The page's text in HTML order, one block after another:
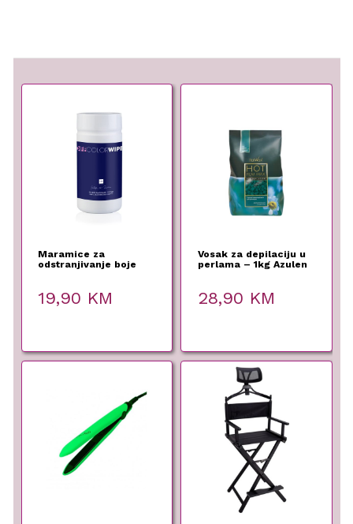
Maramice za
odstranjivanje boje
19,90 KM
Vosak za depilaciju u
perlama – 1kg Azulen
28,90 KM